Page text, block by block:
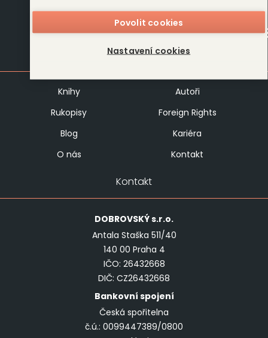
Povolit cookies
Nastavení cookies
Mapa stránek
Knihy
Autoři
Rukopisy
Foreign Rights
Blog
Kariéra
O nás
Kontakt
Kontakt
DOBROVSKÝs.r.o.
Antala Staška 511/40
140 00 Praha 4
IČO: 26432668
DIČ: CZ26432668
Bankovní spojení
Česká spořitelna
č.ú.: 0099447389/0800